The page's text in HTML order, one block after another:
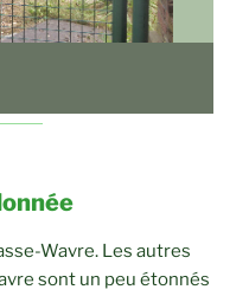
Wavre. Les autres
sont un peu étonnés